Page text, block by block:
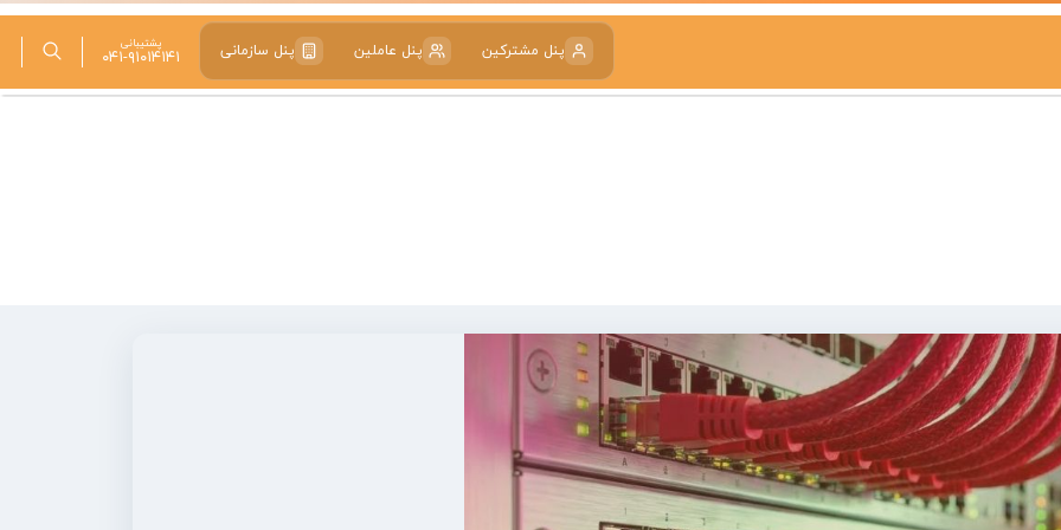
پنل مشترکین پنل عاملین پنل سازمانی پشتیبانی
۰۴۱-۹۱۰۱۴۱۴۱